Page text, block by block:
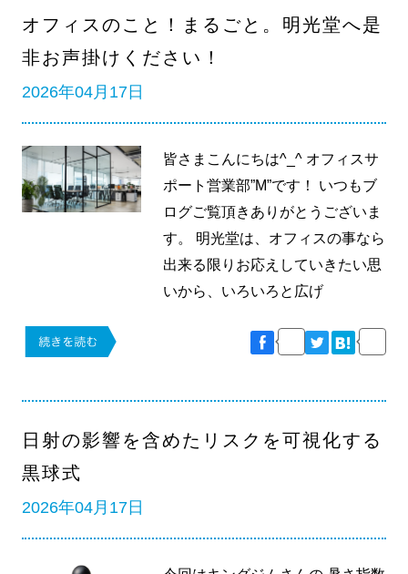
オフィスのこと！まるごと。明光堂へ是
非お声掛けください！
2026年04月17日
皆さまこんにちは^_^ オフィスサ
ポート営業部”M”です！ いつもブ
ログご覧頂きありがとうございま
す。 明光堂は、オフィスの事なら
出来る限りお応えしていきたい思
いから、いろいろと広げ
日射の影響を含めたリスクを可視化する
黒球式
2026年04月17日